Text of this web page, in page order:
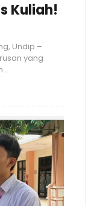
Kuliah!
Undip –
yang